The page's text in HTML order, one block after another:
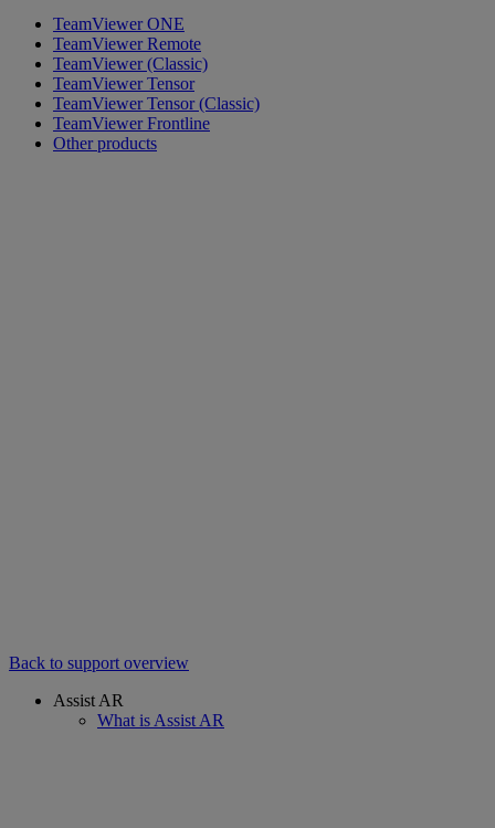
TeamViewer ONE
TeamViewer Remote
TeamViewer (Classic)
TeamViewer Tensor
TeamViewer Tensor (Classic)
TeamViewer Frontline
Other products
Back to support overview
Assist AR
What is Assist AR